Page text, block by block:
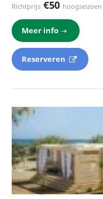
Richtprijs €50 hoogseizoen
Meer info
Reserveren